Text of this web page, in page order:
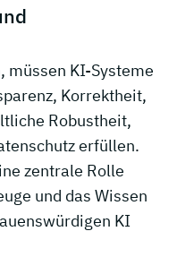
müssen KI-Systeme
Korrektheit,
Robustheit,
erfüllen.
zentrale Rolle
und das Wissen
KI